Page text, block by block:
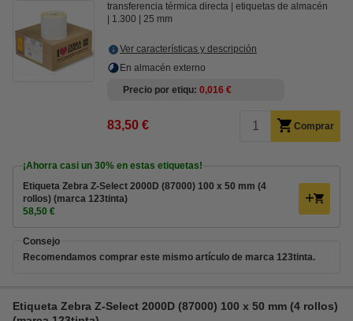
transferencia térmica directa
etiquetas de almacén
1.300
25 mm
Ver características y descripción
En almacén externo
Precio por etiqu 0,016 €
83,50 € Comprar
¡Ahorra casi un 30% en estas etiquetas!
Etiqueta Zebra Z-Select 2000D (87000) 100 x 50 mm (4
rollos) (marca 123tinta)
58,50 €
Consejo
Recomendamos comprar este mismo artículo de marca 123tinta.
Etiqueta Zebra Z-Select 2000D (87000) 100 x 50 mm (4 rollos)